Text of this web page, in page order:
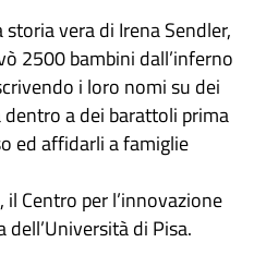
vera di Irena Sendler,
2500 bambini dall’inferno
i loro nomi su dei
a dei barattoli prima
ed affidarli a famiglie
il Centro per l’innovazione
di Pisa.